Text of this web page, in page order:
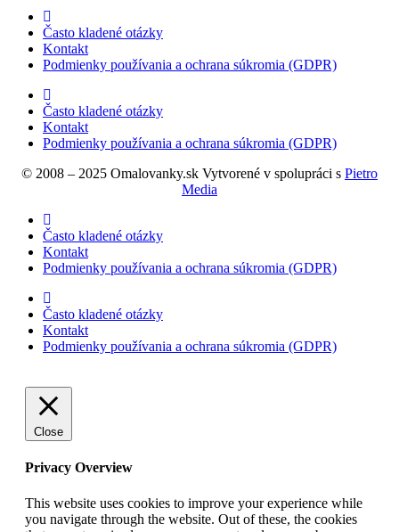
Často kladené otázky
Kontakt
Podmienky používania a ochrana súkromia (GDPR)
Často kladené otázky
Kontakt
Podmienky používania a ochrana súkromia (GDPR)
© 2008 – 2025 Omalovanky.sk Vytvorené v spolupráci s Pietro
Media
Často kladené otázky
Kontakt
Podmienky používania a ochrana súkromia (GDPR)
Často kladené otázky
Kontakt
Podmienky používania a ochrana súkromia (GDPR)
Close
Privacy Overview
This website uses cookies to improve your experience while
you navigate through the website. Out of these, the cookies